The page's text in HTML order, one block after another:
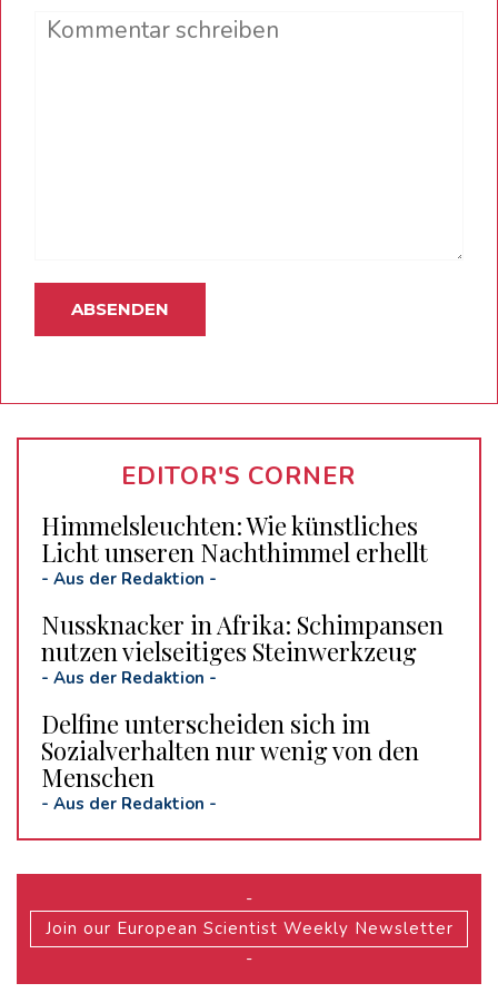
Comment
EDITOR'S CORNER
Himmelsleuchten: Wie künstliches
Licht unseren Nachthimmel erhellt
- Aus der Redaktion -
Nussknacker in Afrika: Schimpansen
nutzen vielseitiges Steinwerkzeug
- Aus der Redaktion -
Delfine unterscheiden sich im
Sozialverhalten nur wenig von den
Menschen
- Aus der Redaktion -
-
Join our European Scientist Weekly Newsletter
-